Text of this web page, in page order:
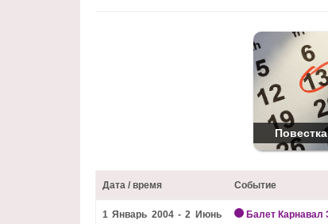
Дата / время Событие
1 Январь 2004 - 2 Июнь
Балет Карнавал